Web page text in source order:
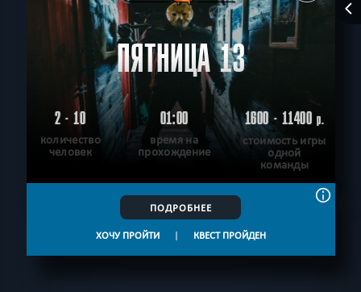
ПЯТНИЦА 13
2 - 10
количество
человек
01:00
время на
прохождение
1600 - 11400р.
стоимость игры
одной
команды
ПОДРОБНЕЕ
ХОЧУ ПРОЙТИ | КВЕСТ ПРОЙДЕН